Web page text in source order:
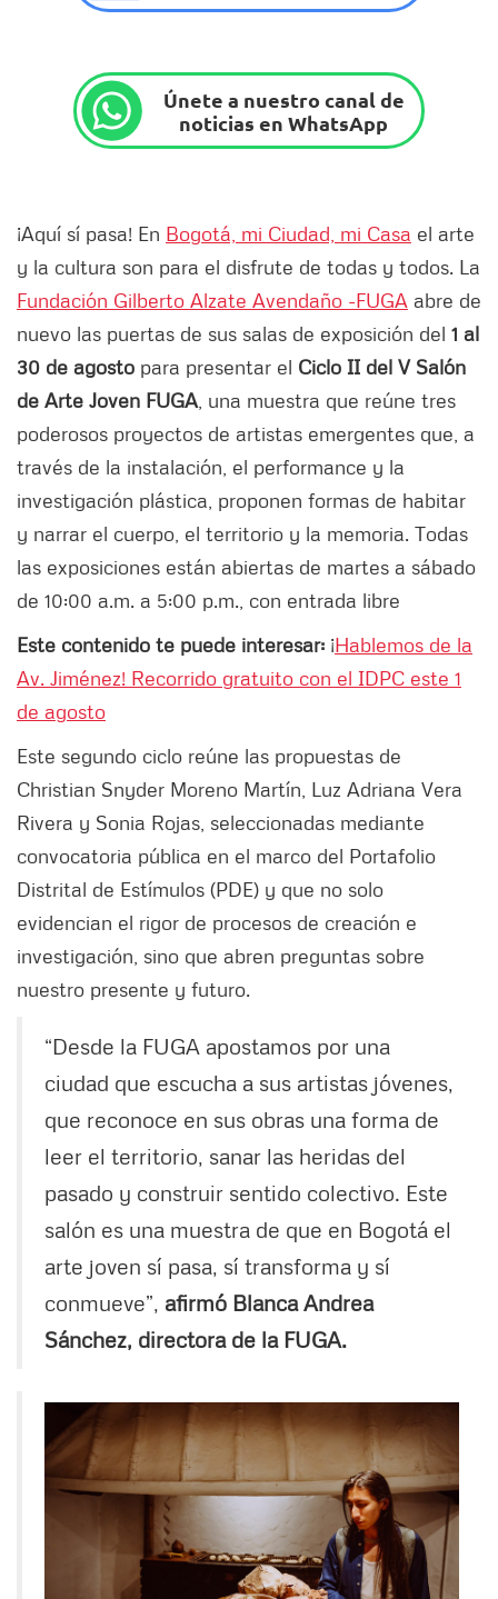
Únete a nuestro canal de
noticias en WhatsApp
¡Aquí sí pasa! En Bogotá, mi Ciudad, mi Casa el arte
y la cultura son para el disfrute de todas y todos. La
Fundación Gilberto Alzate Avendaño -FUGA abre de
nuevo las puertas de sus salas de exposición del 1 al
30 de agosto para presentar el Ciclo II del V Salón
de Arte Joven FUGA , una muestra que reúne tres
poderosos proyectos de artistas emergentes que, a
través de la instalación, el performance y la
investigación plástica, proponen formas de habitar
y narrar el cuerpo, el territorio y la memoria. Todas
las exposiciones están abiertas de martes a sábado
de 10:00 a.m. a 5:00 p.m., con entrada libre
Este contenido te puede interesar: ¡Hablemos de la
Av. Jiménez! Recorrido gratuito con el IDPC este 1
de agosto
Este segundo ciclo reúne las propuestas de
Christian Snyder Moreno Martín, Luz Adriana Vera
Rivera y Sonia Rojas, seleccionadas mediante
convocatoria pública en el marco del Portafolio
Distrital de Estímulos (PDE) y que no solo
evidencian el rigor de procesos de creación e
investigación, sino que abren preguntas sobre
nuestro presente y futuro.
“Desde la FUGA apostamos por una
ciudad que escucha a sus artistas jóvenes,
que reconoce en sus obras una forma de
leer el territorio, sanar las heridas del
pasado y construir sentido colectivo. Este
salón es una muestra de que en Bogotá el
arte joven sí pasa, sí transforma y sí
conmueve”, afirmó Blanca Andrea
Sánchez, directora de la FUGA.